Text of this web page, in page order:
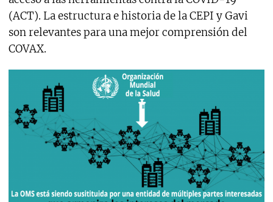
(ACT). La estructura e historia de la CEPI y Gavi
son relevantes para una mejor comprensión del
COVAX.